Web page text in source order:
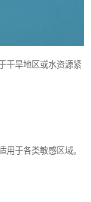
干旱地区或水资源紧
用于各类敏感区域。